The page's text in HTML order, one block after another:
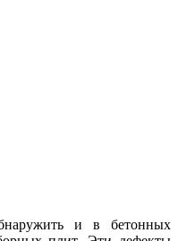
и в бетонных